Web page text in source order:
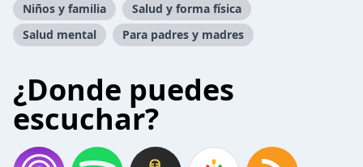
Niños y familia
Salud y forma física
Salud mental
Para padres y madres
¿Donde puedes
escuchar?